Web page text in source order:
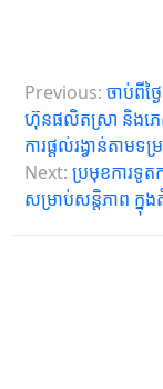
o
s
Previous: ចាប់ពីថ្
ហ៊ុនផលិតស្រា និងភេស
ការផ្តល់រង្វាន់តាមទ
Next: ប្រមុខការទូត
សម្រាប់សន្តិភាព ក្